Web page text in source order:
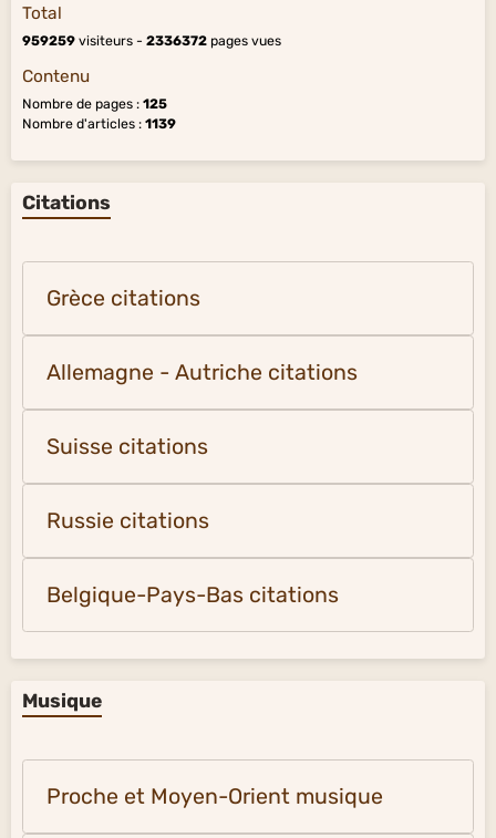
Total
959259 visiteurs - 2336372 pages vues
Contenu
Nombre de pages : 125
Nombre d'articles : 1139
Citations
Grèce citations
Allemagne - Autriche citations
Suisse citations
Russie citations
Belgique-Pays-Bas citations
Musique
Proche et Moyen-Orient musique